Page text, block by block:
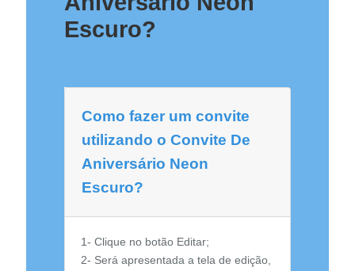
Escuro?
Como fazer um convite
utilizando o Convite De
Aniversário Neon
Escuro?
1- Clique no botão Editar;
2- Será apresentada a tela de edição,